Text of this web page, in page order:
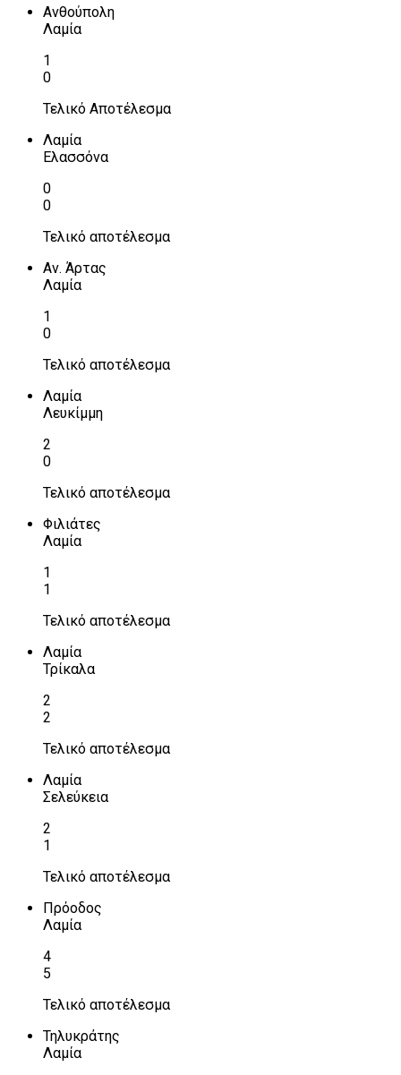
Ανθούπολη
Λαμία
1
0
Τελικό Αποτέλεσμα
Λαμία
Ελασσόνα
0
0
Τελικό αποτέλεσμα
Αν. Άρτας
Λαμία
1
0
Τελικό αποτέλεσμα
Λαμία
Λευκίμμη
2
0
Τελικό αποτέλεσμα
Φιλιάτες
Λαμία
1
1
Τελικό αποτέλεσμα
Λαμία
Τρίκαλα
2
2
Τελικό αποτέλεσμα
Λαμία
Σελεύκεια
2
1
Τελικό αποτέλεσμα
Πρόοδος
Λαμία
4
5
Τελικό αποτέλεσμα
Τηλυκράτης
Λαμία